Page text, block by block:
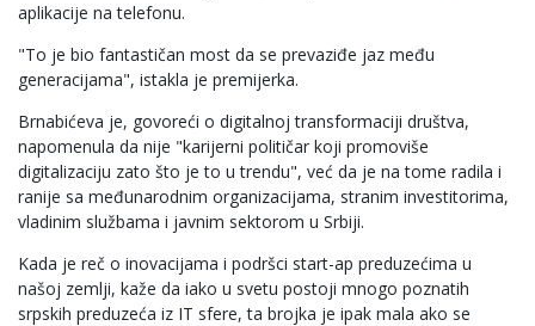
aplikacije na telefonu.
"To je bio fantastičan most da se prevaziđe jaz među
generacijama", istakla je premijerka.
Brnabićeva je, govoreći o digitalnoj transformaciji društva,
napomenula da nije "karijerni političar koji promoviše
digitalizaciju zato što je to u trendu", već da je na tome radila i
ranije sa međunarodnim organizacijama, stranim investitorima,
vladinim službama i javnim sektorom u Srbiji.
Kada je reč o inovacijama i podršci start-ap preduzećima u
našoj zemlji, kaže da iako u svetu postoji mnogo poznatih
srpskih preduzeća iz IT sfere, ta brojka je ipak mala ako se